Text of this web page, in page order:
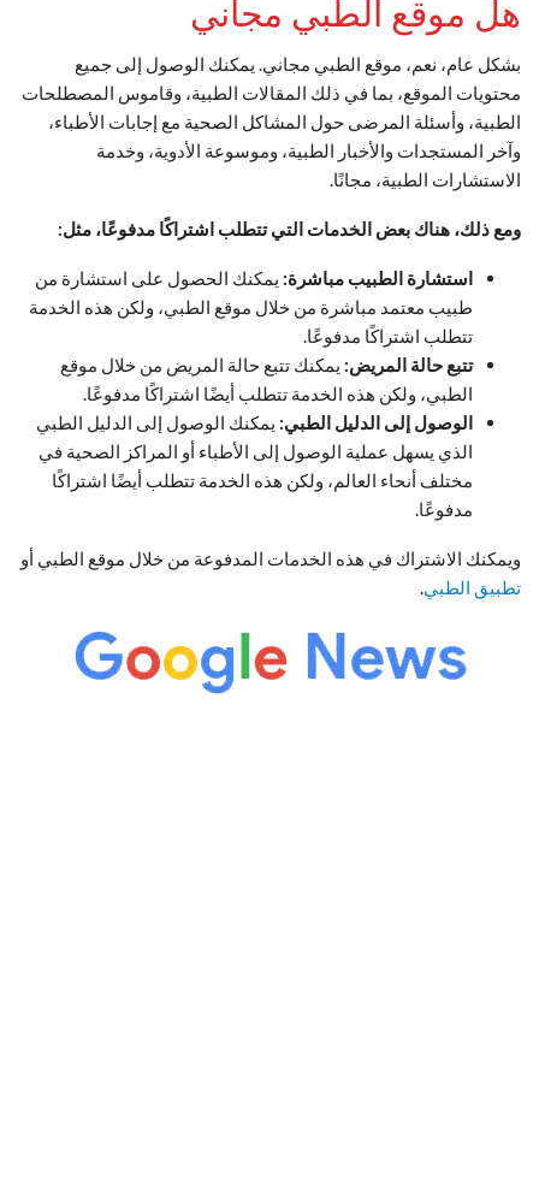
هل موقع الطبي مجاني
بشكل عام، نعم، موقع الطبي مجاني. يمكنك الوصول إلى جميع
محتويات الموقع، بما في ذلك المقالات الطبية، وقاموس المصطلحات
الطبية، وأسئلة المرضى حول المشاكل الصحية مع إجابات الأطباء،
وآخر المستجدات والأخبار الطبية، وموسوعة الأدوية، وخدمة
الاستشارات الطبية، مجانًا.
ومع ذلك، هناك بعض الخدمات التي تتطلب اشتراكًا مدفوعًا، مثل:
استشارة الطبيب مباشرة: يمكنك الحصول على استشارة من
طبيب معتمد مباشرة من خلال موقع الطبي، ولكن هذه الخدمة
تتطلب اشتراكًا مدفوعًا.
تتبع حالة المريض: يمكنك تتبع حالة المريض من خلال موقع
الطبي، ولكن هذه الخدمة تتطلب أيضًا اشتراكًا مدفوعًا.
الوصول إلى الدليل الطبي: يمكنك الوصول إلى الدليل الطبي
الذي يسهل عملية الوصول إلى الأطباء أو المراكز الصحية في
مختلف أنحاء العالم، ولكن هذه الخدمة تتطلب أيضًا اشتراكًا
مدفوعًا.
ويمكنك الاشتراك في هذه الخدمات المدفوعة من خلال موقع الطبي أو
تطبيق الطبي.